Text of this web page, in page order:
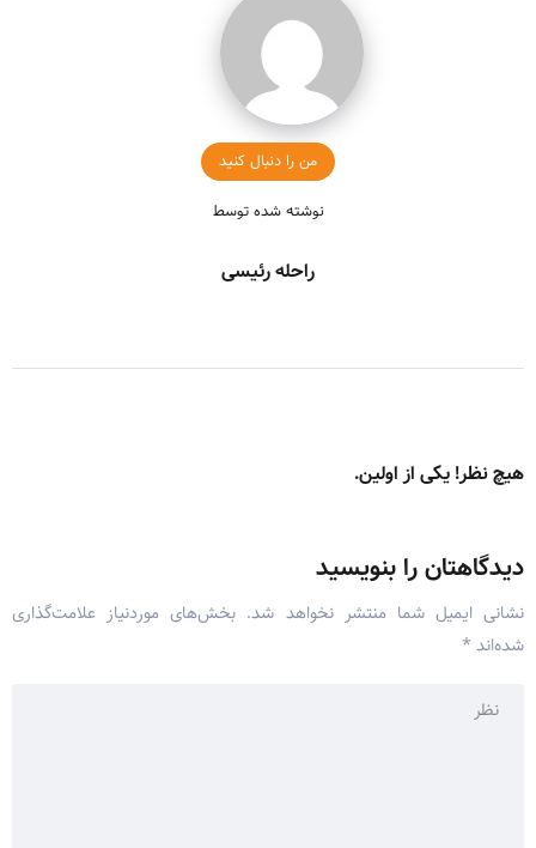
من را دنبال کنید
نوشته شده توسط
راحله رئیسی
هیچ نظر! یکی از اولین.
دیدگاهتان را بنویسید
نشانی ایمیل شما منتشر نخواهد شد. بخش‌های موردنیاز علامت‌گذاری
شده‌اند *